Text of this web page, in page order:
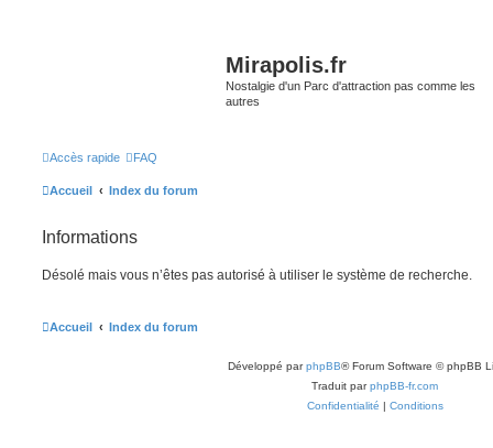
Mirapolis.fr
Nostalgie d'un Parc d'attraction pas comme les
autres
Accès rapide FAQ
Accueil Index du forum
Informations
Désolé mais vous n’êtes pas autorisé à utiliser le système de recherche.
Accueil Index du forum
Développé parphpBB® Forum Software © phpBB
Traduit parphpBB-fr.com
Confidentialité | Conditions